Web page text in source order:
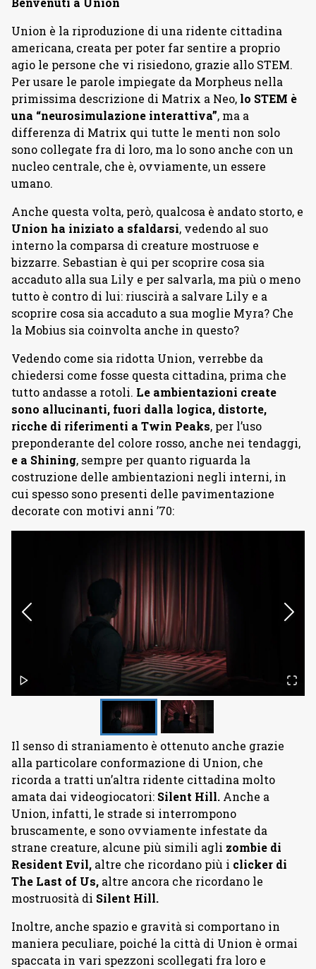
Union è la riproduzione di una ridente cittadina
americana, creata per poter far sentire a proprio
agio le persone che vi risiedono, grazie allo STEM.
Per usare le parole impiegate da Morpheus nella
primissima descrizione di Matrix a Neo, lo STEM è
una “neurosimulazione interattiva”, ma a
differenza di Matrix qui tutte le menti non solo
sono collegate fra di loro, ma lo sono anche con un
nucleo centrale, che è, ovviamente, un essere
umano.
Anche questa volta, però, qualcosa è andato storto, e
Union ha iniziato a sfaldarsi, vedendo al suo
interno la comparsa di creature mostruose e
bizzarre. Sebastian è qui per scoprire cosa sia
accaduto alla sua Lily e per salvarla, ma più o meno
tutto è contro di lui: riuscirà a salvare Lily e a
scoprire cosa sia accaduto a sua moglie Myra? Che
la Mobius sia coinvolta anche in questo?
Vedendo come sia ridotta Union, verrebbe da
chiedersi come fosse questa cittadina, prima che
tutto andasse a rotoli. Le ambientazioni create
sono allucinanti, fuori dalla logica, distorte,
ricche di riferimenti a Twin Peaks, per l’uso
preponderante del colore rosso, anche nei tendaggi,
e a Shining, sempre per quanto riguarda la
costruzione delle ambientazioni negli interni, in
cui spesso sono presenti delle pavimentazione
decorate con motivi anni ’70:
Il senso di straniamento è ottenuto anche grazie
alla particolare conformazione di Union, che
ricorda a tratti un’altra ridente cittadina molto
amata dai videogiocatori: Silent Hill. Anche a
Union, infatti, le strade si interrompono
bruscamente, e sono ovviamente infestate da
strane creature, alcune più simili agli zombie di
Resident Evil, altre che ricordano più i clicker di
The Last of Us, altre ancora che ricordano le
mostruosità di Silent Hill.
Inoltre, anche spazio e gravità si comportano in
maniera peculiare, poiché la città di Union è ormai
spaccata in vari spezzoni scollegati fra loro e